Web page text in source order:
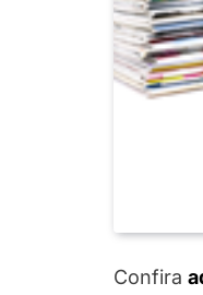
Confira a